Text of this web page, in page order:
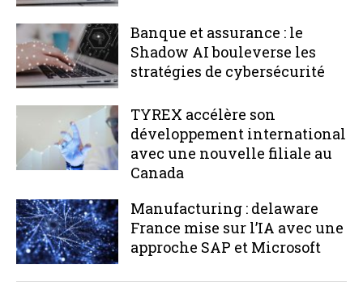
Banque et assurance : le
Shadow AI bouleverse les
stratégies de cybersécurité
TYREX accélère son
développement international
avec une nouvelle filiale au
Canada
Manufacturing : delaware
France mise sur l’IA avec une
approche SAP et Microsoft